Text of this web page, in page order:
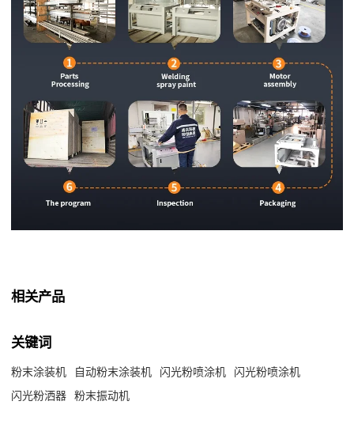
相关产品
关键词
粉末涂装机 自动粉末涂装机 闪光粉喷涂机 闪光粉喷涂机
闪光粉洒器 粉末振动机